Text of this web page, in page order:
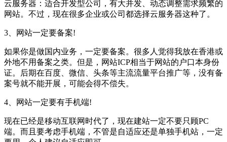
云服务器：适合开发型公司，有大并发、动态调整需求频繁的
网站。不过，现在很多企业或公司都选择云服务器这种了。
3、网站一定要备案!
如果你是做国内业务，一定要备案。很多人觉得我放在香港或
外地不用备案之类。但是，网站ICP相当于网站的户口本身份
证。后期在百度、微信、头条等主流流量平台推广等，没有备
案号就不能开展，可能会得不偿失。
4、网站一定要有手机端!
现在已经是移动互联网时代了，现在建站一定不要只顾PC
端。而且要考虑手机端，不管是自适应还是单独手机站，一定